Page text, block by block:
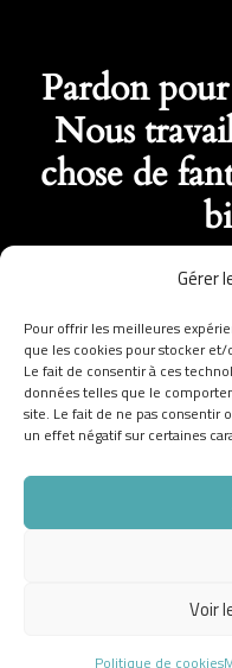
Gérer
Pour offrir les meilleures
que les cookies pour stocker
Le fait de consentir à ces
données telles que le
site. Le fait de ne pas consentir
un effet négatif sur certaines
Voir
Politique de cookies
Pardon
Nous
chose de